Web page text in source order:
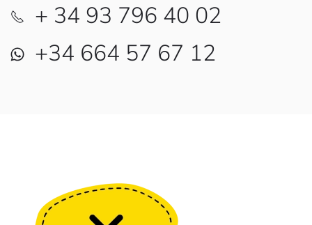
+ 34 93 796 40 02
+34 664 57 67 12